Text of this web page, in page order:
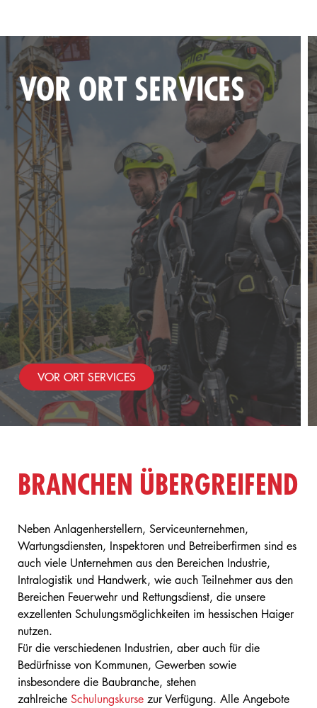
EINZIGARTIGES
TRAININGS-CENTER
HOCHWERK
BRANCHEN ÜBERGREIFEND
Neben Anlagenherstellern, Serviceunternehmen,
Wartungsdiensten, Inspektoren und Betreiberfirmen sind es
auch viele Unternehmen aus den Bereichen Industrie,
Intralogistik und Handwerk, wie auch Teilnehmer aus den
Bereichen Feuerwehr und Rettungsdienst, die unsere
exzellenten Schulungsmöglichkeiten im hessischen Haiger
nutzen.
Für die verschiedenen Industrien, aber auch für die
Bedürfnisse von Kommunen, Gewerben sowie
insbesondere die Baubranche, stehen
zahlreiche Schulungskurse zur Verfügung. Alle Angebote